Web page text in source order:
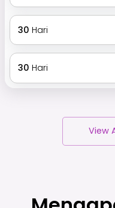
30 Hari
30 Hari
View